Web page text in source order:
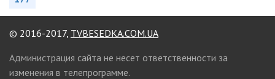
© 2016-2017, TVBESEDKA.COM.UA
Администрация сайта не несет ответственности за
изменения в телепрограмме.